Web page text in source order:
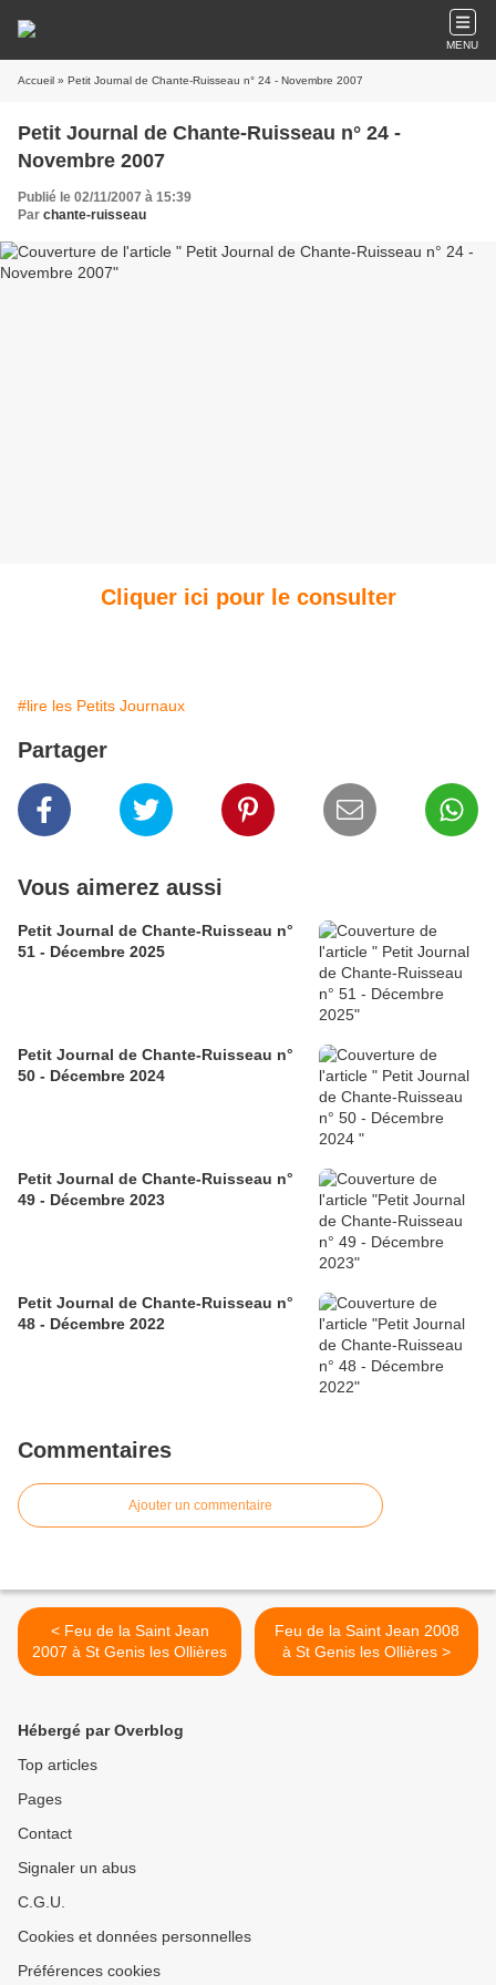
MENU
Accueil » Petit Journal de Chante-Ruisseau n° 24 - Novembre 2007
Petit Journal de Chante-Ruisseau n° 24 -
Novembre 2007
Publié le 02/11/2007 à 15:39
Par chante-ruisseau
Cliquer ici pour le consulter
#lire les Petits Journaux
Partager
Vous aimerez aussi
Petit Journal de Chante-Ruisseau n°
51 - Décembre 2025
Petit Journal de Chante-Ruisseau n°
50 - Décembre 2024
Petit Journal de Chante-Ruisseau n°
49 - Décembre 2023
Petit Journal de Chante-Ruisseau n°
48 - Décembre 2022
Commentaires
Ajouter un commentaire
< Feu de la Saint Jean
2007 à St Genis les Ollières
Feu de la Saint Jean 2008
à St Genis les Ollières >
Hébergé par Overblog
Top articles
Pages
Contact
Signaler un abus
C.G.U.
Cookies et données personnelles
Préférences cookies